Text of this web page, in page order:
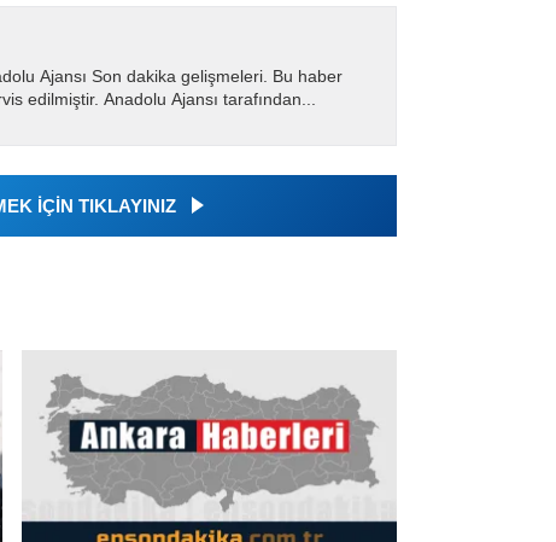
Ajansı Son dakika gelişmeleri. Bu haber
edilmiştir. Anadolu Ajansı tarafından...
İÇİN TIKLAYINIZ